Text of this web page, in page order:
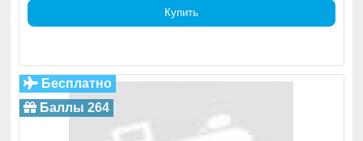
Купить
Бесплатно
Баллы 264